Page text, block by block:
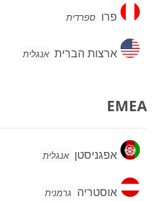
פרופרו ספרדית
ארצות
הברית
ארצות הברית אנגלית
EMEA
אפגניסטן
אפגניסטן אנגלית
אוסטריה גרמנית